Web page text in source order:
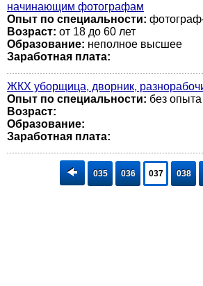
начинающим фотографам
Опыт по специальности:
Возраст: от 18 до 60 лет
Образование: неполное высшее
Заработная плата:
ЖКХ уборщица, дворник,
Опыт по специальности: без опыта
Возраст:
Образование:
Заработная плата:
035 036 037 038